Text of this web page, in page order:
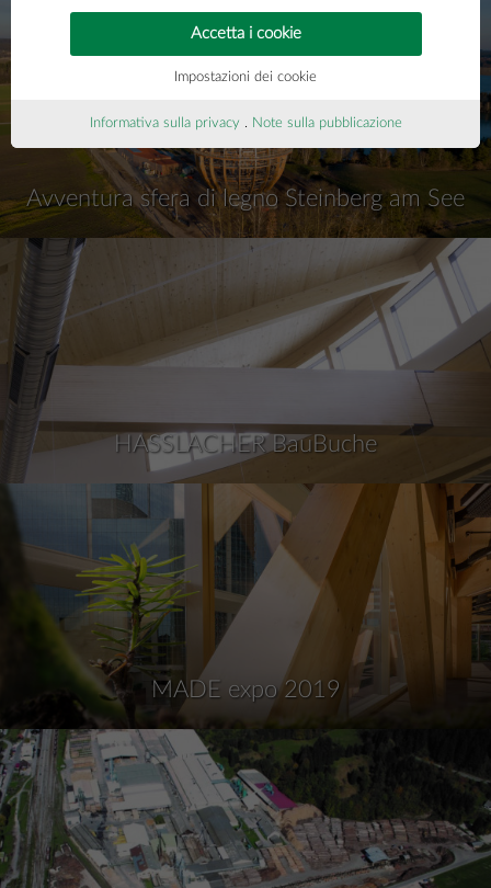
Avventura sfera di legno Steinberg am See
HASSLACHER BauBuche
MADE expo 2019
Impostazioni dei cookie
Accetta i cookie
Informativa sulla privacy Note sulla pubblicazione